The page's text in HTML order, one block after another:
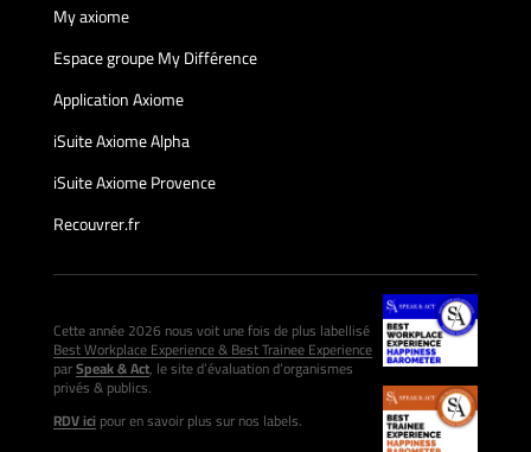
My axiome
Espace groupe My Différence
Application Axiome
iSuite Axiome Alpha
iSuite Axiome Provence
Recouvrer.fr
Cette année 2026 nous voit une fois de plus labellisé
Best Workplace Experience & Best Trainee Experience
parSpeak & Act, le site d’évaluation d’organismes
privés & publics.
RDV icipour en savoir plus sur nos labels.